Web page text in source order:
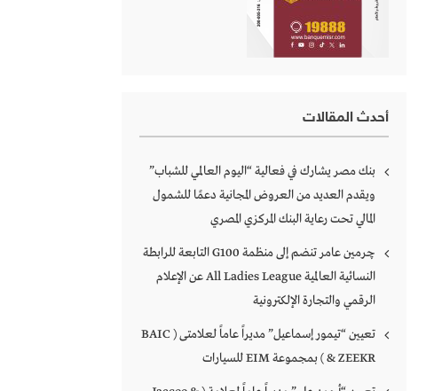
أحدث المقالات
بنك مصر يشارك في فعالية “اليوم العالمي للشباب”
ويقدم العديد من العروض المجانية دعمًا للشمول
المالي تحت رعاية البنك المركزي المصري
چرمين عامر تنضم إلى منظمة G100 التابعة للرابطة
النسائية العالمية All Ladies League عن الإعلام
الرقمي والتجارة الإلكترونية
تعيين “تيمور إسماعيل” مديراً عاماً لعلامتى ( BAIC
& ZEEKR ) بمجموعة EIM للسيارات